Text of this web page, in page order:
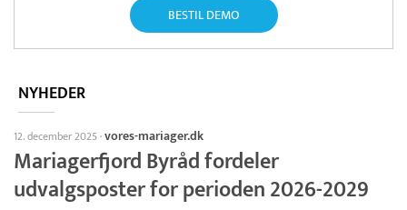
BESTIL DEMO
NYHEDER
12. december 2025·vores-mariager.dk
Mariagerfjord Byråd fordeler
udvalgsposter for perioden 2026-2029